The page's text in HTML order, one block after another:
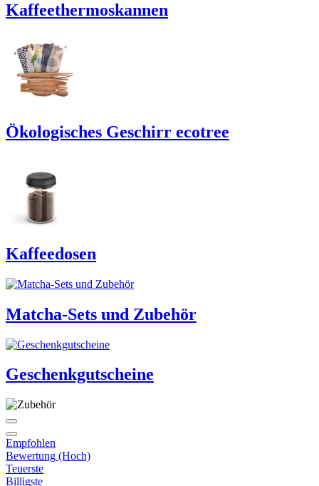
Kaffeethermoskannen
Ökologisches Geschirr ecotree
Kaffeedosen
Matcha-Sets und Zubehör
Geschenkgutscheine
Empfohlen
Bewertung (Hoch)
Teuerste
Billigste